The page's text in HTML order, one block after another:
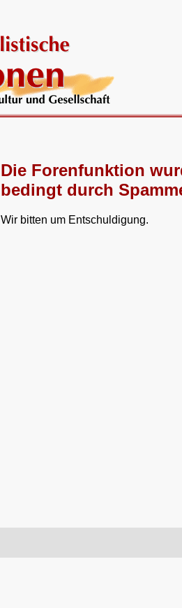
Die Forenfunktion
bedingt durch
Wir bitten um Entschuldigung.